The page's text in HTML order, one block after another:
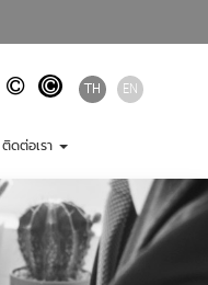
TH EN
ติดต่อเรา